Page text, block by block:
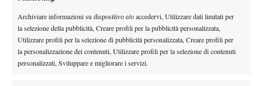
Archiviare informazioni su dispositivo e/o accedervi, Utilizzare dati limitati per
la selezione della pubblicità, Creare profili per la pubblicità personalizzata,
Utilizzare profili per la selezione di pubblicità personalizzata, Creare profili per
la personalizzazione dei contenuti, Utilizzare profili per la selezione di contenuti
personalizzati, Sviluppare e migliorare i servizi.
C’è poco da fare, per ora Djokovic resta quello che da due anni
siamo abituati a vedere, quella incompiuta: arriva quasi sempre
in fondo, ma non vince quasi mai. Negli ultimi due anni ha
portato a casa un Masters 1000 e qualche Atp 500, bilancio
decisamente modesto per un tennista con le sue potenzialità.